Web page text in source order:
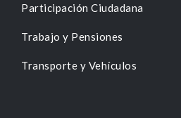
Participación Ciudadana
Trabajo y Pensiones
Transporte y Vehículos